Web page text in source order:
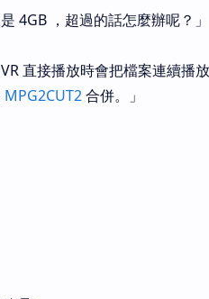
4GB ，超過的話怎麼辦呢？」
直接播放時會把檔案連續播
MPG2CUT2合併。」